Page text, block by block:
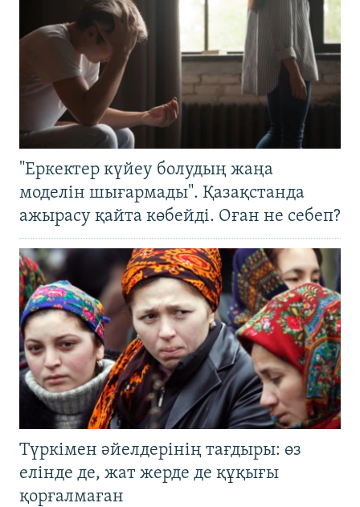
"Еркектер күйеу болудың жаңа
моделін шығармады". Қазақстанда
ажырасу қайта көбейді. Оған не себеп?
Түркімен әйелдерінің тағдыры: өз
елінде де, жат жерде де құқығы
қорғалмаған